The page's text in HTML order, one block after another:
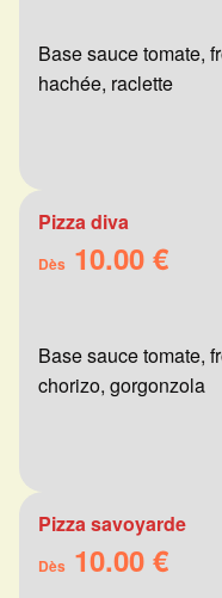
Base sauce tomate,
hachée, raclette
Pizza diva
Dès 10.00 €
Base sauce tomate,
chorizo, gorgonzola
Pizza savoyarde
Dès 10.00 €